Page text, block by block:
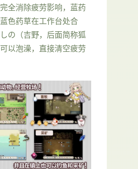
全消除疲劳影响，蓝药
色药草在工作台处合
の（吉野，后面简称狐
以泡澡，直接清空疲劳